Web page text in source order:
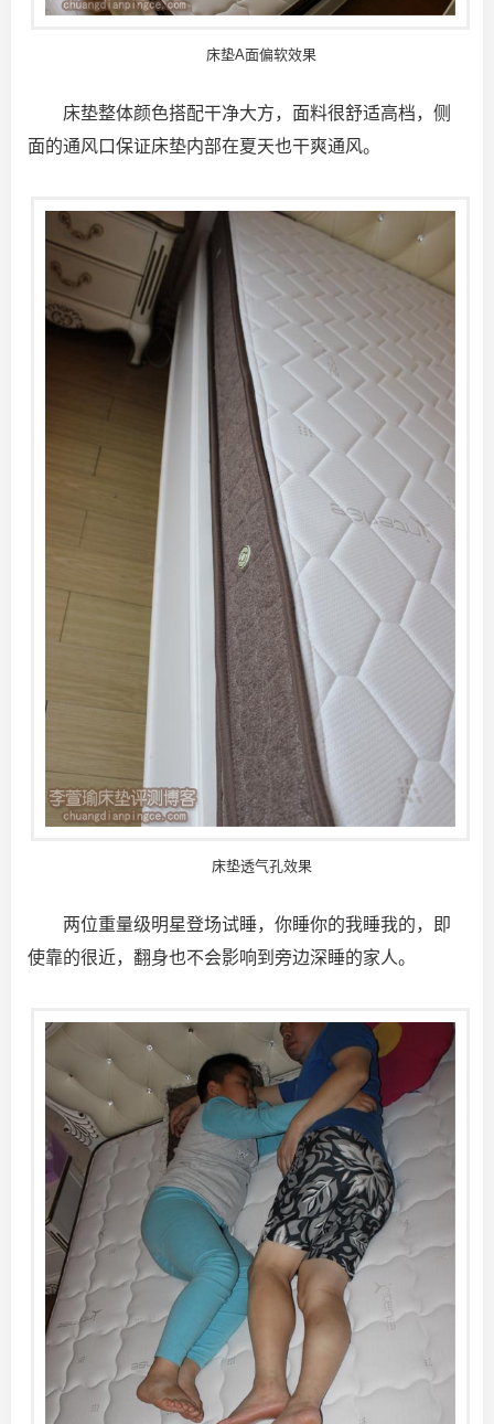
床垫A面偏软效果
床垫整体颜色搭配干净大方，面料很舒适高档，侧
面的通风口保证床垫内部在夏天也干爽通风。
床垫透气孔效果
两位重量级明星登场试睡，你睡你的我睡我的，即
使靠的很近，翻身也不会影响到旁边深睡的家人。